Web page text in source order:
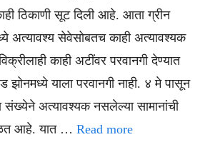
ठिकाणी सूट दिली आहे. आता ग्रीन
अत्यावश्य सेवेसोबतच काही अत्यावश्यक
काही अटींवर परवानगी देण्यात
याला परवानगी नाही. ४ मे पासून
संख्येने अत्यावश्यक नसलेल्या सामानांची
आहे. यात … Read more